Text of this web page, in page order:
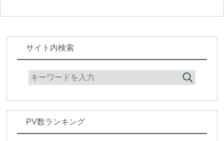
サイト内検索
PV数ランキング